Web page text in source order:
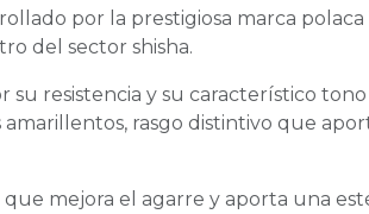
por la prestigiosa marca polaca
del sector shisha.
su resistencia y su característico
rasgo distintivo que
mejora el agarre y aporta una